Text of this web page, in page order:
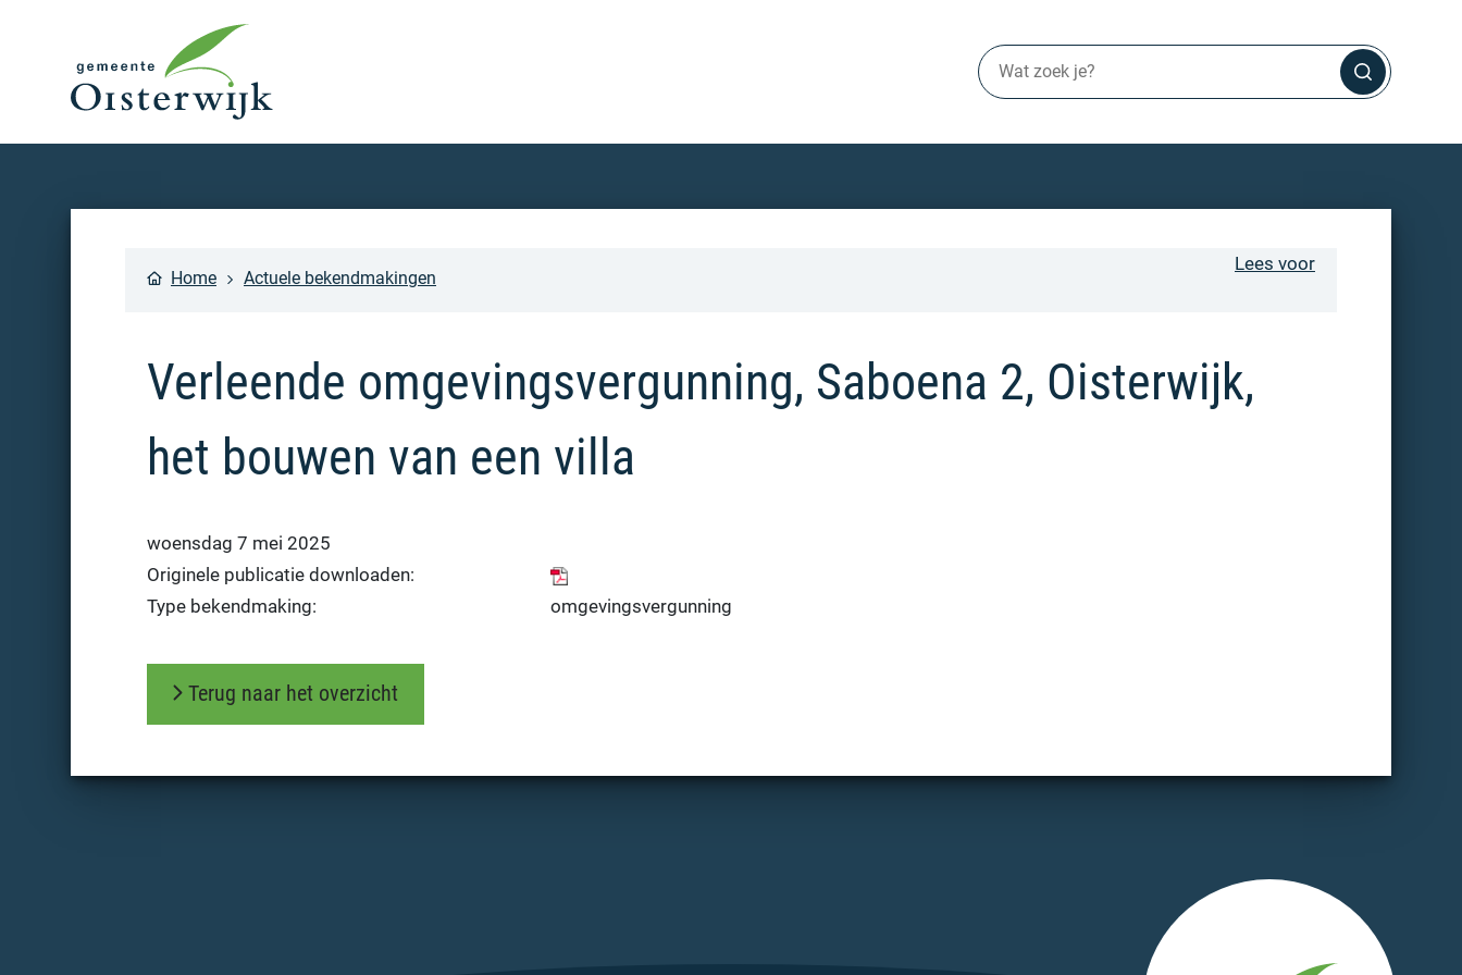
Home Actuele bekendmakingen
Lees voor
Verleende omgevingsvergunning, Saboena 2, Oisterwijk,
het bouwen van een villa
woensdag 7 mei 2025
Originele publicatie downloaden:
Type bekendmaking:
omgevingsvergunning
Terug naar het overzicht